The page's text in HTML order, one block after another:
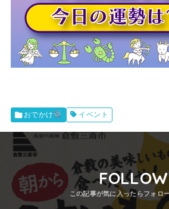
おでかけ イベント
FOLLOW